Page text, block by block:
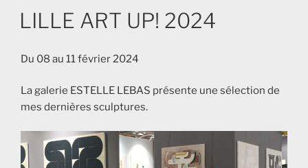
LE
LILLE ART UP! 2024
Du 08 au 11 février 2024
La galerie ESTELLE LEBAS présente une sélection de
mes dernières sculptures.